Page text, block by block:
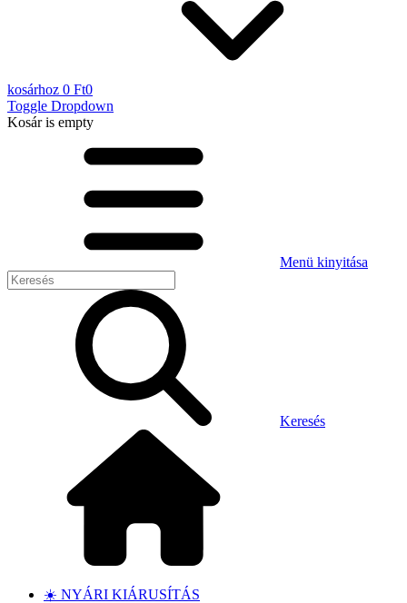
kosárhoz 0 Ft0
Toggle Dropdown
Kosáris empty
Menü kinyitása
Keresés
☀️ NYÁRI KIÁRUSÍTÁS